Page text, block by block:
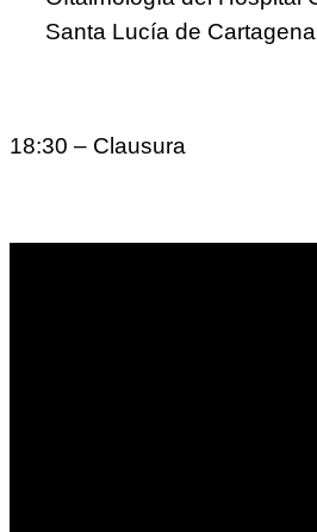
Santa Lucía de Cartagena
18:30 – Clausura